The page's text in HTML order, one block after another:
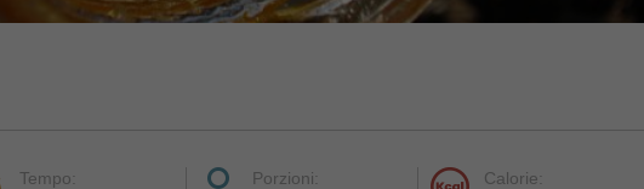
Tempo:
Porzioni:
Calorie: